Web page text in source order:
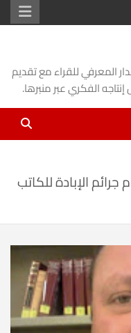
المعرفي للقراء مع تقديم
الفكري عبر منبرها.
الإبادة للكاتب